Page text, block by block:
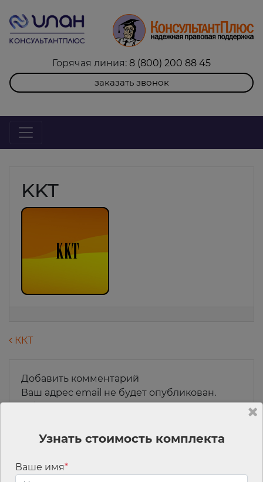
Горячая линия: 8 (800) 200 88 45
заказать звонок
KKT
Навигация по записям
ККТ
Добавить комментарий
Ваш адрес email не будет опубликован.
Обязательные поля помечены*
Узнать стоимость комплекта
Ваше имя*